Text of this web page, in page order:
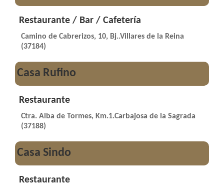
Restaurante / Bar / Cafetería
Camino de Cabrerizos, 10, Bj..Villares de la Reina
(37184)
Casa Rufino
Restaurante
Ctra. Alba de Tormes, Km.1.Carbajosa de la Sagrada
(37188)
Casa Sindo
Restaurante